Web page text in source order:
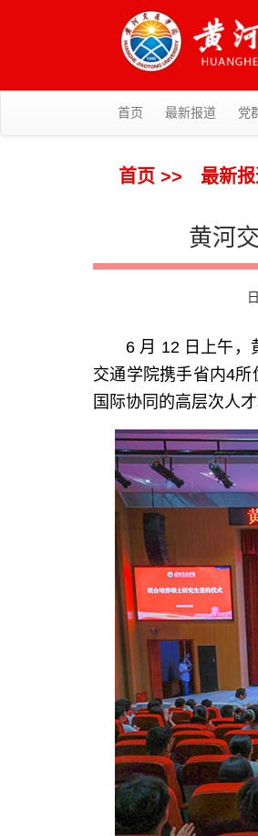
首页 最新报道 党
首页 >> 最新
黄河
6 月 12 日上午，
交通学院携手省内4
国际协同的高层次人